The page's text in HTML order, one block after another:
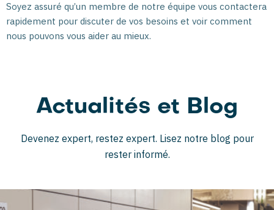
Soyez assuré qu’un membre de notre équipe vous contactera
rapidement pour discuter de vos besoins et voir comment
nous pouvons vous aider au mieux.
Actualités et Blog
Devenez expert, restez expert. Lisez notre blog pour
rester informé.